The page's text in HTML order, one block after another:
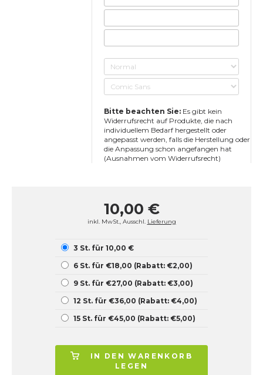
Bitte beachten Sie: Es gibt kein
Widerrufsrecht auf Produkte, die nach
individuellem Bedarf hergestellt oder
angepasst werden, falls die Herstellung oder
die Anpassung schon angefangen hat
(Ausnahmen vom Widerrufsrecht)
10,00 €
inkl. MwSt., Ausschl. Lieferung
3 St. für 10,00 €
6 St. für €18,00 (Rabatt: €2,00)
9 St. für €27,00 (Rabatt: €3,00)
12 St. für €36,00 (Rabatt: €4,00)
15 St. für €45,00 (Rabatt: €5,00)
IN DEN WARENKORB
LEGEN